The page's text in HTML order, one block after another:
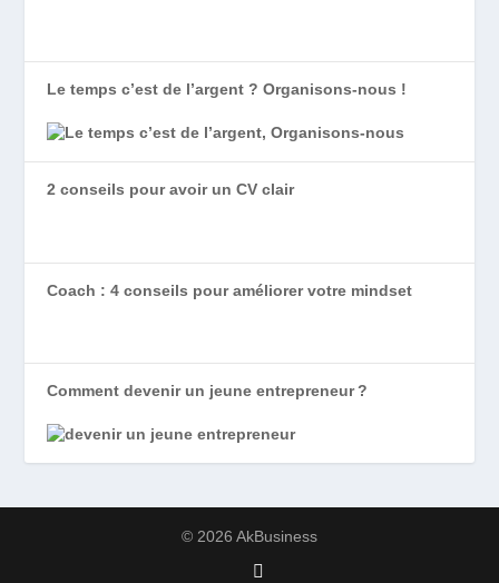
Le temps c’est de l’argent ? Organisons-nous !
2 conseils pour avoir un CV clair
Coach : 4 conseils pour améliorer votre mindset
Comment devenir un jeune entrepreneur ?
© 2026 AkBusiness